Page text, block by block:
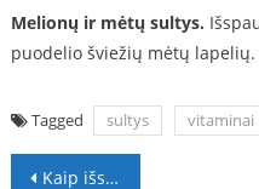
Melionų ir mėtų sultys.
puodelio šviežių mėtų lapelių.
Tagged sultys vitaminai
Navigacija
Kaip išsirinkti silkę? Naudingi patarimai